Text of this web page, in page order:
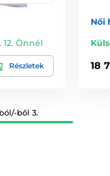
Önnél
Részletek
Női
18
ből 3.